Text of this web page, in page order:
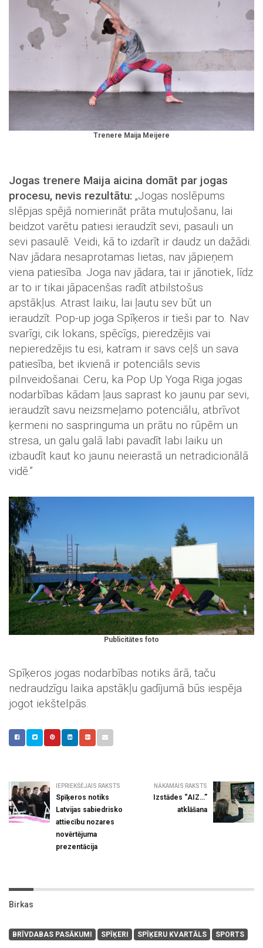
Trenere Maija Meijere
Jogas trenere Maija aicina domāt par jogas
procesu, nevis rezultātu: „Jogas noslēpums
slēpjas spējā nomierināt prāta mutuļošanu, lai
beidzot varētu patiesi ieraudzīt sevi, pasauli un
sevi pasaulē. Veidi, kā to izdarīt ir daudz un dažādi.
Nav jādara nesaprotamas lietas, nav jāpieņem
viena patiesība. Joga nav jādara, tai ir jānotiek, līdz
ar to ir tikai jāpacenšas radīt atbilstošus
apstākļus. Atrast laiku, lai ļautu sev būt un
ieraudzīt. Pop-up joga Spīķeros ir tieši par to. Nav
svarīgi, cik lokans, spēcīgs, pieredzējis vai
nepieredzējis tu esi, katram ir savs ceļš un sava
patiesība, bet ikvienā ir potenciāls sevis
pilnveidošanai. Ceru, ka Pop Up Yoga Riga jogas
nodarbības kādam ļaus saprast ko jaunu par sevi,
ieraudzīt savu neizsmeļamo potenciālu, atbrīvot
ķermeni no saspringuma un prātu no rūpēm un
stresa, un galu galā labi pavadīt labi laiku un
izbaudīt kaut ko jaunu neierastā un netradicionālā
vidē.”
Publicitātes foto
Spīķeros jogas nodarbības notiks ārā, taču
nedraudzīgu laika apstākļu gadījumā būs iespēja
jogot iekštelpās.
IEPRIEKŠĒJAIS RAKSTS
Spīķeros notiks
Latvijas sabiedrisko
attiecību nozares
novērtējuma
prezentācija
NĀKAMAIS RAKSTS
Izstādes “AIZ…”
atklāšana
Birkas
BRĪVDABAS PASĀKUMI SPĪĶERI SPĪĶERU KVARTĀLS SPORTS